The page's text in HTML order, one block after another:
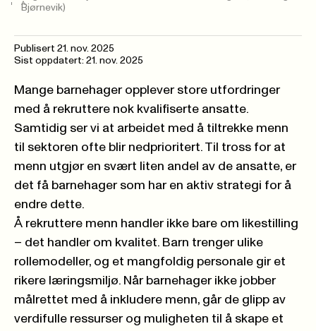
Bjørnevik)
Publisert 21. nov. 2025
Sist oppdatert: 21. nov. 2025
Mange barnehager opplever store utfordringer
med å rekruttere nok kvalifiserte ansatte.
Samtidig ser vi at arbeidet med å tiltrekke menn
til sektoren ofte blir nedprioritert. Til tross for at
menn utgjør en svært liten andel av de ansatte, er
det få barnehager som har en aktiv strategi for å
endre dette.
Å rekruttere menn handler ikke bare om likestilling
– det handler om kvalitet. Barn trenger ulike
rollemodeller, og et mangfoldig personale gir et
rikere læringsmiljø. Når barnehager ikke jobber
målrettet med å inkludere menn, går de glipp av
verdifulle ressurser og muligheten til å skape et